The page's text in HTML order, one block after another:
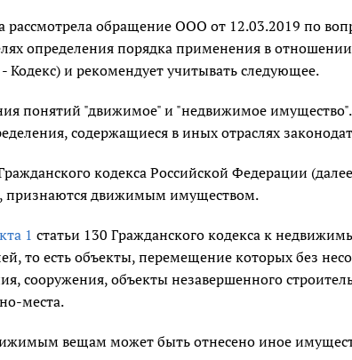
рассмотрела обращение ООО от 12.03.2019 по
определения порядка применения в
Кодекс) и рекомендует учитывать следующее.
понятий "движимое" и "недвижимое
содержащиеся в иных отраслях
кодекса Российской Федерации
признаются движимым имуществом.
1 статьи 130 Гражданского кодекса к
то есть объекты, перемещение которых без
сооружения, объекты незавершенного
места.
вещам может быть отнесено иное